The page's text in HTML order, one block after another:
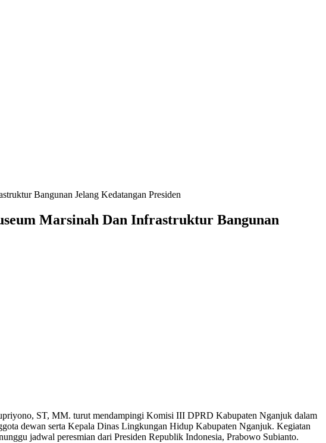
Bangunan Jelang Kedatangan Presiden
Marsinah Dan Infrastruktur Bangunan
ST, MM. turut mendampingi Komisi III DPRD Kabupaten Nganjuk dalam
dewan serta Kepala Dinas Lingkungan Hidup Kabupaten Nganjuk. Kegiatan
jadwal peresmian dari Presiden Republik Indonesia, Prabowo Subianto.